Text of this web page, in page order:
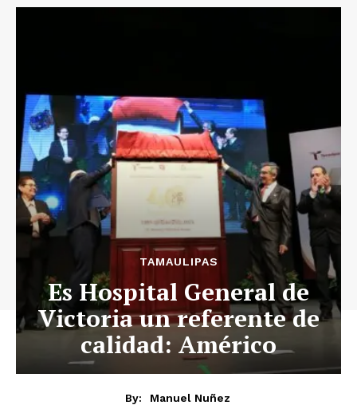
TAMAULIPAS
Es Hospital General de
Victoria un referente de
calidad: Américo
By:
Manuel Nuñez